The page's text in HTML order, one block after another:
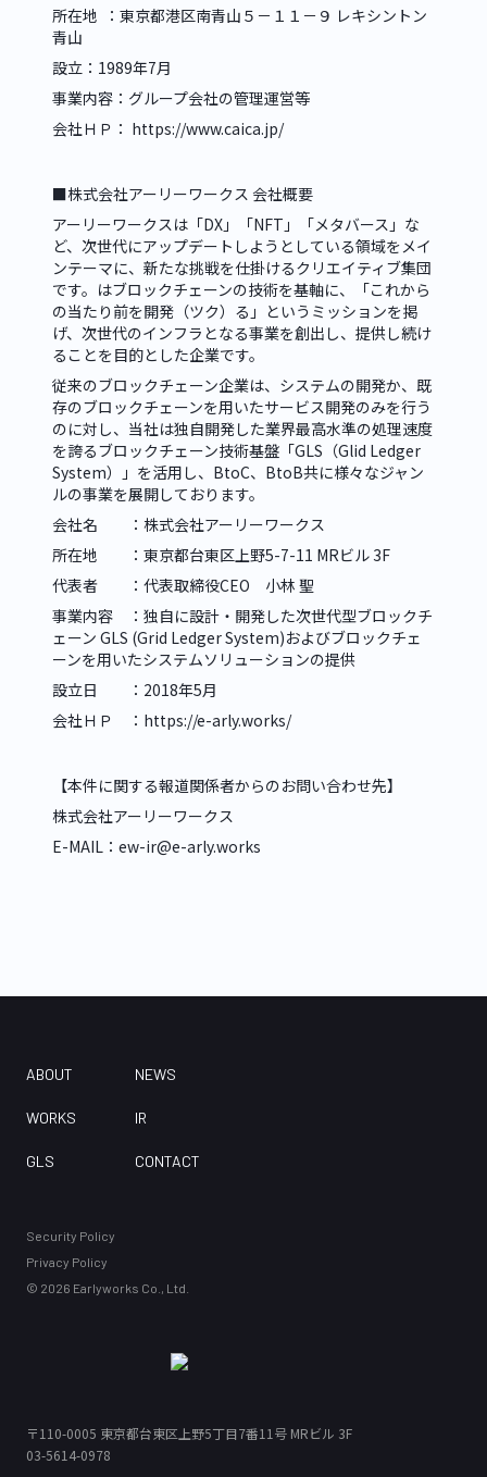
所在地  ：東京都港区南青山５－１１－９ レキシントン
青山
設立：1989年7月
事業内容：グループ会社の管理運営等
会社ＨＰ： https://www.caica.jp/
■株式会社アーリーワークス 会社概要
アーリーワークスは「DX」「NFT」「メタバース」な
ど、次世代にアップデートしようとしている領域をメイ
ンテーマに、新たな挑戦を仕掛けるクリエイティブ集団
です。はブロックチェーンの技術を基軸に、「これから
の当たり前を開発（ツク）る」というミッションを掲
げ、次世代のインフラとなる事業を創出し、提供し続け
ることを目的とした企業です。
従来のブロックチェーン企業は、システムの開発か、既
存のブロックチェーンを用いたサービス開発のみを行う
のに対し、当社は独自開発した業界最高水準の処理速度
を誇るブロックチェーン技術基盤「GLS（Glid Ledger
System）」を活用し、BtoC、BtoB共に様々なジャン
ルの事業を展開しております。
会社名　　：株式会社アーリーワークス
所在地　　：東京都台東区上野5-7-11 MRビル 3F
代表者　　：代表取締役CEO　小林 聖
事業内容　：独自に設計・開発した次世代型ブロックチ
ェーン GLS (Grid Ledger System)およびブロックチェ
ーンを用いたシステムソリューションの提供
設立日　　：2018年5月
会社ＨＰ　： https://e-arly.works/
【本件に関する報道関係者からのお問い合わせ先】
株式会社アーリーワークス
E-MAIL：ew-ir@e-arly.works
ABOUT
WORKS
GLS
NEWS
IR
CONTACT
〒110-0005 東京都台東区上野5丁目7番11号 MRビル 3F
03-5614-0978
Security Policy
Privacy Policy
© 2026 Earlyworks Co., Ltd.